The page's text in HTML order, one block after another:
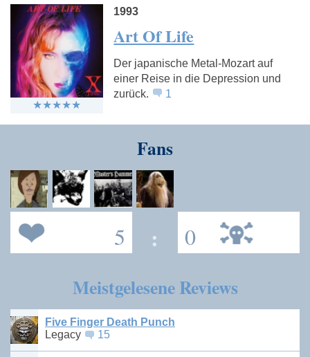
1993
Art Of Life
Der japanische Metal-Mozart auf
einer Reise in die Depression und
zurück.
1
Fans
5 : 0
Meistgelesene Reviews
Five Finger Death Punch
Legacy
15